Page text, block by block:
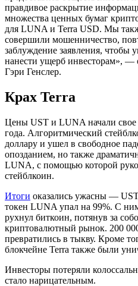
правдивое раскрытие
множества ценных бумаг
для LUNA и Terra USD. Мы
совершили мошенничество,
заблуждение заявления, чтобы
нанести ущерб инвесторам», —
Гэри Генслер.
Крах Terra
Цены UST и LUNA начали свое
года. Алгоритмический
доллару и ушел в свободное
опозданием, но также
LUNA, с помощью которой
стейблкоин.
Итоги оказались ужасны —
токен LUNA упал на 99%. С
рухнул биткоин, потянув за
криптовалютный рынок. 200
превратились в тыкву. Кроме
блокчейне Terra также были
Инвесторы потеряли
стало нарицательным.